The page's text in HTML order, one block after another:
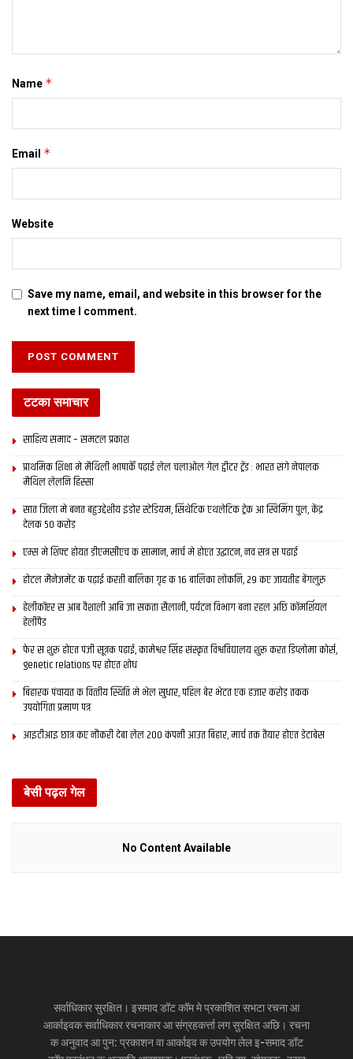
Name *
Email *
Website
Save my name, email, and website in this browser for the
next time I comment.
टटका समाचार
साहित्य समाद – समटल प्रकाश
प्राथमिक शि‍क्षा मे मैथि‍ली भाषाकेँ पढ़ाई लेल चलाओल गेल ट्वीटर ट्रेंड : भारत संगे नेपालक
मैथिल लेलनि हिस्सा
सात जिला मे बनत बहुउद्देशीय इंडोर स्‍टेडि‍यम, सिंथेटिक एथलेटिक ट्रेक आ स्विमिंग पुल, केंद्र
देलक 50 करोड़
एम्स मे शिफ्ट होयत डीएमसीएच क सामान, मार्च मे होएत उद्घाटन, नव सत्र स पढाई
होटल मैनेजमेंट क पढ़ाई करती बालिका गृह क 16 बालिका लोकनि, 29 कए जायतीह बेंगलुरु
हेलीकॉप्टर स आब वैशाली आबि जा सकता सैलानी, पर्यटन विभाग बना रहल अछि कॉमर्शियल
हेलीपैड
फेर स शुरू होएत पंजी सूत्रक पढाई, कामेश्वर सिंह संस्कृत विश्वविद्यालय शुरू करत डिप्लोमा कोर्स,
genetic relations पर होएत शोध
बिहारक पंचायत क वित्‍तीय स्थिति मे भेल सुधार, पहिल बेर भेटत एक हजार करोड़ तकक
उपयोगिता प्रमाण पत्र
आइटीआइ छात्र कए नौकरी देबा लेल 200 कंपनी आउत बिहार, मार्च तक तैयार होएत डेटाबेस
बेसी पढ़ल गेल
No Content Available
सर्वाधिकार सुरक्षित। इसमाद डॉट कॉम मे प्रकाशित सभटा रचना आ
आर्काइवक सर्वाधिकार रचनाकार आ संग्रहकर्त्ता लग सुरक्षित अछि। रचना
क अनुवाद आ पुन: प्रकाशन वा आर्काइव क उपयोग लेल इ-समाद डॉट